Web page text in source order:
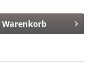
Warenkorb